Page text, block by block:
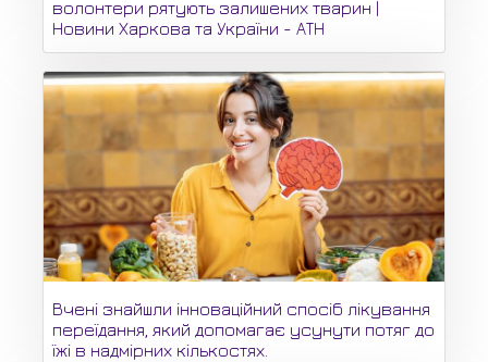
волонтери рятують залишених тварин |
Новини Харкова та України - АТН
Вчені знайшли інноваційний спосіб лікування
переїдання, який допомагає усунути потяг до
їжі в надмірних кількостях.